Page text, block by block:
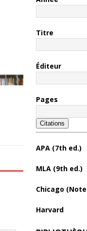
Titre
Éditeur
Pages
Citations
APA (7th ed.)
MLA (9th ed.)
Chicago
Harvard